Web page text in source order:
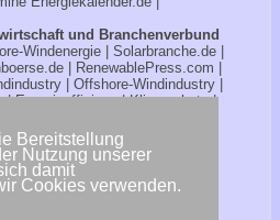
Bereitstellung
Nutzung unserer
damit
Cookies verwenden.
und Branchenverbund
Windenergie Solarbranche.de
RenewablePress.com
Offshore-Windindustry |
|Energieeffizienz|Klimaschutz|
und Gasanbieter
|Solardachboerse.de